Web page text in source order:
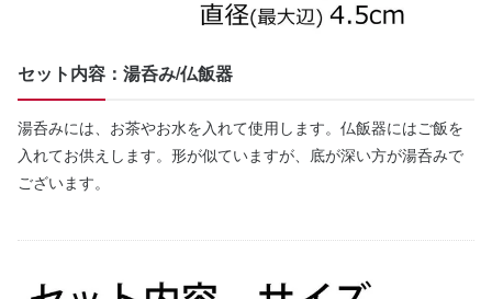
セット内容：湯呑み/仏飯器
湯呑みには、お茶やお水を入れて使用します。仏飯器にはご飯を
入れてお供えします。形が似ていますが、底が深い方が湯呑みで
ございます。